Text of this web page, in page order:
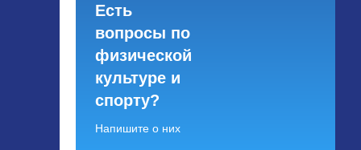
Есть
вопросы по
физической
культуре и
спорту?
Напишите о них